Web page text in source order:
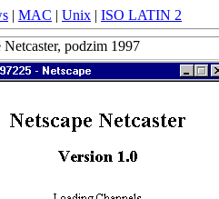
| MAC | Unix | ISO LATIN 2
Netcaster, podzim 1997